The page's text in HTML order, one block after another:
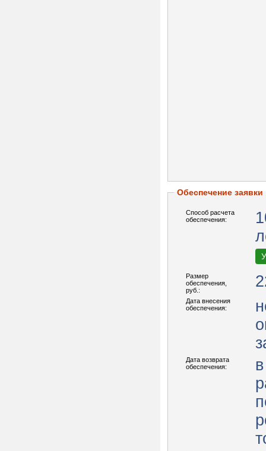
Обеспечение заявки
Способ расчета
обеспечения:
Размер
обеспечения,
руб.:
Дата внесения
обеспечения:
Дата возврата
обеспечения: